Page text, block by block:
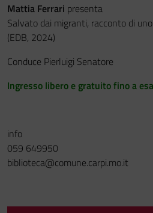
Mattia Ferrari presenta
Salvato dai migranti, racconto di
(EDB, 2024)
Conduce Pierluigi Senatore
Ingresso libero e gratuito fino a
info
059 649950
biblioteca@comune.carpi.mo.it